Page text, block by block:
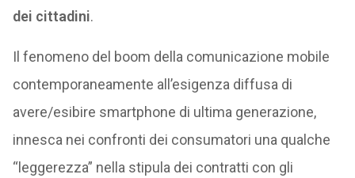
dei cittadini.
Il fenomeno del boom della comunicazione mobile
contemporaneamente all’esigenza diffusa di
avere/esibire smartphone di ultima generazione,
innesca nei confronti dei consumatori una qualche
“leggerezza” nella stipula dei contratti con gli